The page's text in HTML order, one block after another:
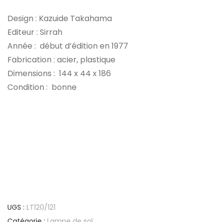
Design : Kazuide Takahama
Editeur : Sirrah
Année : début d’édition en 1977
Fabrication : acier, plastique
Dimensions : 144 x 44 x 186
Condition : bonne
UGS : LT120/121